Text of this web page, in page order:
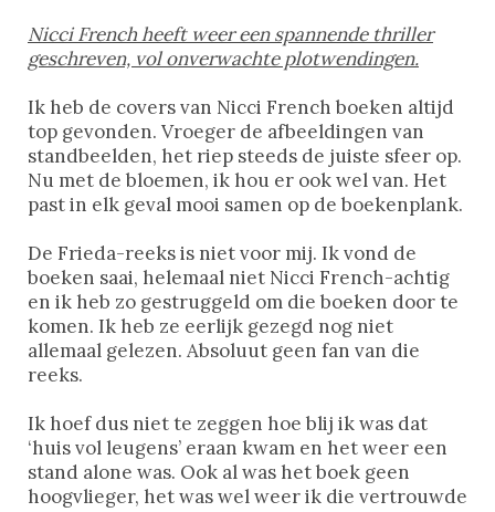
Nicci French heeft weer een spannende thriller
geschreven, vol onverwachte plotwendingen.
Ik heb de covers van Nicci French boeken altijd
top gevonden. Vroeger de afbeeldingen van
standbeelden, het riep steeds de juiste sfeer op.
Nu met de bloemen, ik hou er ook wel van. Het
past in elk geval mooi samen op de boekenplank.
De Frieda-reeks is niet voor mij. Ik vond de
boeken saai, helemaal niet Nicci French-achtig
en ik heb zo gestruggeld om die boeken door te
komen. Ik heb ze eerlijk gezegd nog niet
allemaal gelezen. Absoluut geen fan van die
reeks.
Ik hoef dus niet te zeggen hoe blij ik was dat
‘huis vol leugens’ eraan kwam en het weer een
stand alone was. Ook al was het boek geen
hoogvlieger, het was wel weer ik die vertrouwde